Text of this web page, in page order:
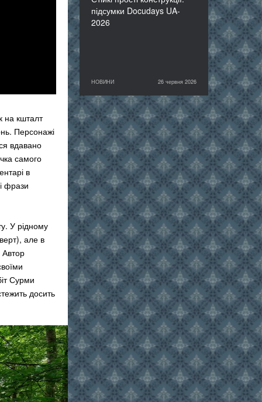
на кшталт
Персонажі
вдавано
самого
в
фрази
У рідному
але в
Автор
Сурми
досить
підсумки Docudays UA-
2026
НОВИНИ 26 червня 2026
НОВИНИ
26 червня 2026